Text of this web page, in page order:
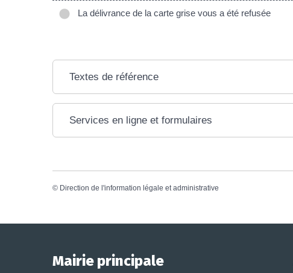
La délivrance de la carte grise vous a été refusée
Textes de référence
Services en ligne et formulaires
© Direction de l'information légale et administrative
Mairie principale